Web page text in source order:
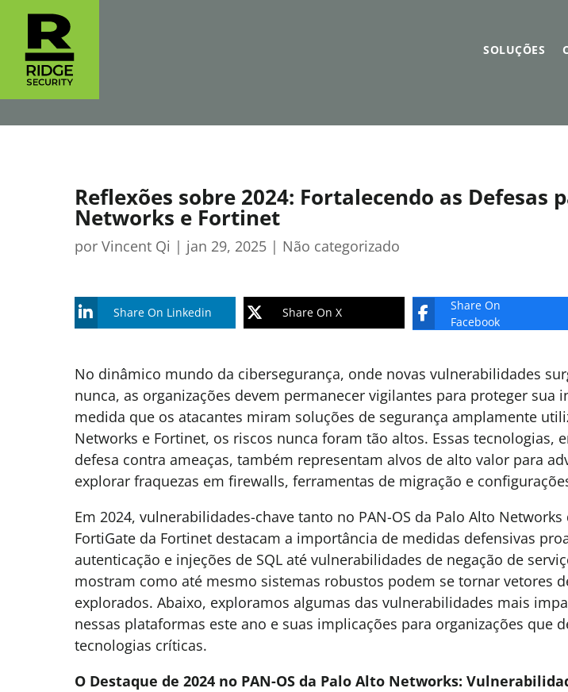
SOLUÇÕES
Reflexões sobre 2024: Fortalecendo as Defesas
Networks e Fortinet
porVincent Qi | jan 29, 2025 | Não categorizado
Share On Linkedin Share On X
Share On
Facebook
No dinâmico mundo da cibersegurança, onde novas vulnerabilidades
nunca, as organizações devem permanecer vigilantes para proteger sua
medida que os atacantes miram soluções de segurança amplamente
Networks e Fortinet, os riscos nunca foram tão altos. Essas tecnologias,
defesa contra ameaças, também representam alvos de alto valor para
explorar fraquezas em firewalls, ferramentas de migração e
Em 2024, vulnerabilidades-chave tanto no PAN-OS da Palo Alto
FortiGate da Fortinet destacam a importância de medidas defensivas
autenticação e injeções de SQL até vulnerabilidades de negação de
mostram como até mesmo sistemas robustos podem se tornar vetores
explorados. Abaixo, exploramos algumas das vulnerabilidades mais
nessas plataformas este ano e suas implicações para organizações que
tecnologias críticas.
O Destaque de 2024 no PAN-OS da Palo Alto Networks: